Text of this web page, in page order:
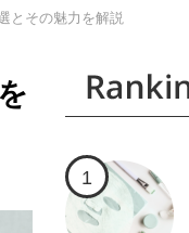
とその魅力を解説